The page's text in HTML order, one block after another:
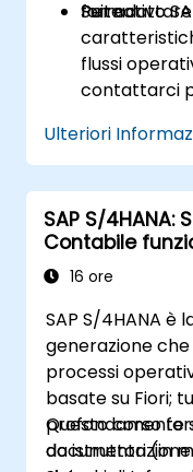
Suite.
formativo
Per
flussi
contattarci
Ulteriori
SAP S/4HANA:
Contabile
16 ore
SAP S/4HANA è
generazione
processi
basate su Fiori;
profondamente
Questo corso
da istruttori (in